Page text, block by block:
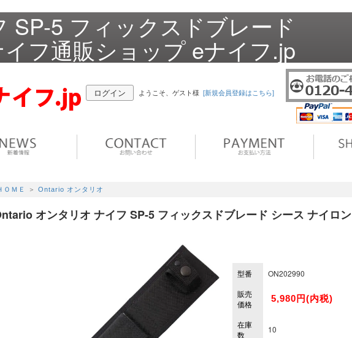
SP-5 フィックスドブレード
フ通販ショップ eナイフ.jp
ログイン ようこそ、ゲスト様 [新規会員登録はこちら]
ＯＭＥ ＞ Ontario オンタリオ
オンタリオ ナイフ SP-5 フィックスドブレード シース ナイロン
型番
ON202990
販売
価格
5,980円(内税)
在庫
数
10